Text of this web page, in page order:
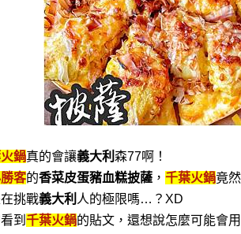
鍋真的會讓義大利 森77啊！
客的香菜皮蛋豬血糕披薩 ， 千葉火鍋竟
挑戰義大利 人的極限嗎…？XD
到 千葉火鍋的貼文，還想說怎麼可能會